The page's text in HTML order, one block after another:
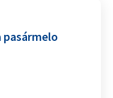
pasármelo